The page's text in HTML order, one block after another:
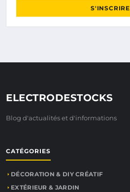
S'INSCRIRE
ELECTRODESTOCKS
Blog d'actualités et d'informations
CATÉGORIES
DÉCORATION & DIY CRÉATIF
EXTÉRIEUR & JARDIN